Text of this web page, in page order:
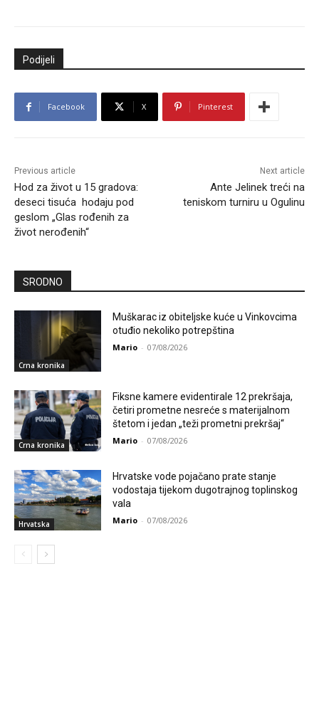
Podijeli
Facebook X Pinterest
Previous article
Hod za život u 15 gradova:
deseci tisuća hodaju pod
geslom „Glas rođenih za
život nerođenih“
Next article
Ante Jelinek treći na
teniskom turniru u Ogulinu
SRODNO
Crna kronika
Muškarac iz obiteljske kuće u Vinkovcima
otuđio nekoliko potrepština
Mario - 07/08/2026
Crna kronika
Fiksne kamere evidentirale 12 prekršaja,
četiri prometne nesreće s materijalnom
štetom i jedan „teži prometni prekršaj“
Mario - 07/08/2026
Hrvatska
Hrvatske vode pojačano prate stanje
vodostaja tijekom dugotrajnog toplinskog
vala
Mario - 07/08/2026